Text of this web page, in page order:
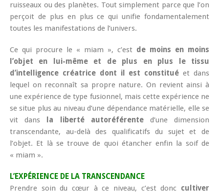
ruisseaux ou des planètes. Tout simplement parce que l’on
perçoit de plus en plus ce qui unifie fondamentalement
toutes les manifestations de l’univers.
Ce qui procure le « miam », c’est de moins en moins
l’objet en lui-même et de plus en plus le tissu
d’intelligence créatrice dont il est constitué et dans
lequel on reconnaît sa propre nature. On revient ainsi à
une expérience de type fusionnel, mais cette expérience ne
se situe plus au niveau d’une dépendance matérielle, elle se
vit dans
la liberté autoréférented’une dimension
transcendante, au-delà des qualificatifs du sujet et de
l’objet. Et là se trouve de quoi étancher enfin la soif de
« miam ».
L’EXPÉRIENCE DE LA TRANSCENDANCE
Prendre soin du cœur à ce niveau, c’est donc cultiver